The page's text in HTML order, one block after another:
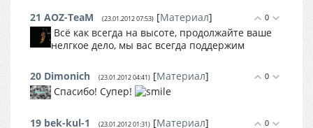
0
21 AOZ-TeaM (23.01.2012 07:53) [Материал]
Всё как всегда на высоте, продолжайте ваше
нелгкое дело, мы вас всегда поддержим
0
20 Dimonich (23.01.2012 04:41) [Материал]
Cпасибо! Супер!
0
19 bek-kul-1 (23.01.2012 01:31) [Материал]